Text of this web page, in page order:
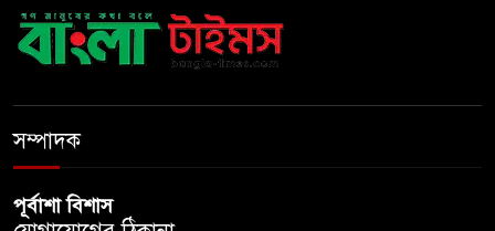
যশোরে ইন্টারন্যাশনাল পিস স্কুল
সম্পাদক
পূর্বাশা বিশাস